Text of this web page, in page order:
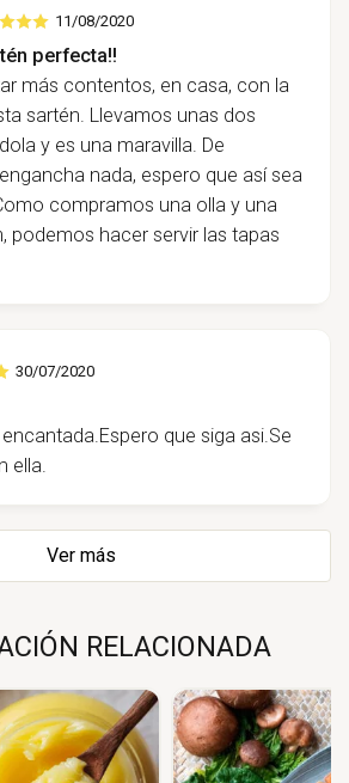
11/08/2020
perfecta!!
más contentos, en casa, con la
sartén. Llevamos unas dos
y es una maravilla. De
nada, espero que así sea
compramos una olla y una
podemos hacer servir las tapas
30/07/2020
que siga asi.Se
ella.
Ver más
RELACIONADA